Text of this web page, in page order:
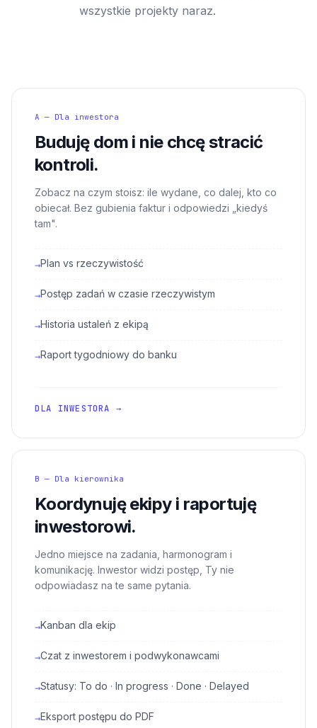
wszystkie projekty naraz.
A — Dla inwestora
Buduję dom i nie chcę stracić
kontroli.
Zobacz na czym stoisz: ile wydane, co dalej, kto co
obiecał. Bez gubienia faktur i odpowiedzi „kiedyś
tam".
→Plan vs rzeczywistość
→Postęp zadań w czasie rzeczywistym
→Historia ustaleń z ekipą
→Raport tygodniowy do banku
DLA INWESTORA →
B — Dla kierownika
Koordynuję ekipy i raportuję
inwestorowi.
Jedno miejsce na zadania, harmonogram i
komunikację. Inwestor widzi postęp, Ty nie
odpowiadasz na te same pytania.
→Kanban dla ekip
→Czat z inwestorem i podwykonawcami
→Statusy: To do · In progress · Done · Delayed
→Eksport postępu do PDF